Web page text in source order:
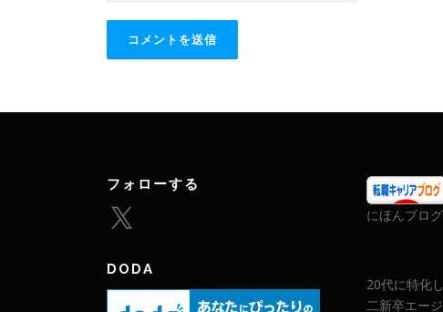
フォローする
X
DODA
にほんブロ
20代に特化
二新卒エー